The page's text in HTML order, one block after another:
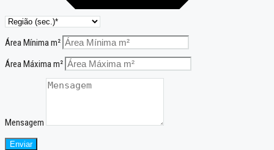
Área Mínima m²
Área Máxima m²
Mensagem
Enviar